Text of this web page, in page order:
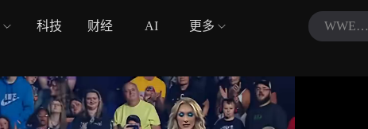
科技 财经 AI 更多 WWE中国